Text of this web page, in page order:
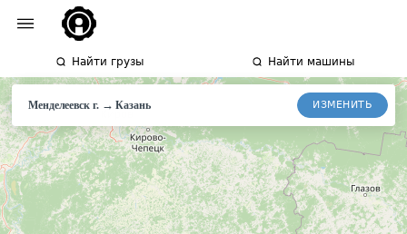
Найти грузы Найти машины
Менделеевск г.→Казань ИЗМЕНИТЬ